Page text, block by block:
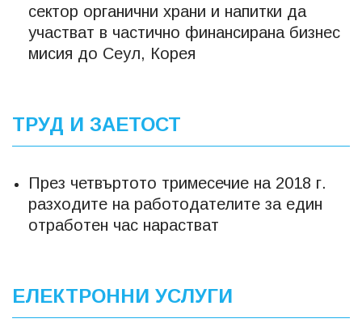
сектор органични храни и напитки да
участват в частично финансирана бизнес
мисия до Сеул, Корея
ТРУД И ЗАЕТОСТ
През четвъртото тримесечие на 2018 г.
разходите на работодателите за един
отработен час нарастват
ЕЛЕКТРОННИ УСЛУГИ